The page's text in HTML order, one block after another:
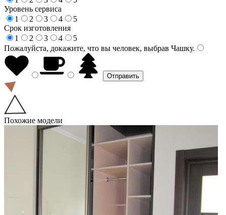
Уровень сервиса
1
2 3 4
5
Срок изготовления
1
2 3 4
5
Пожалуйста, докажите, что вы человек, выбрав Чашку.
Похожие модели